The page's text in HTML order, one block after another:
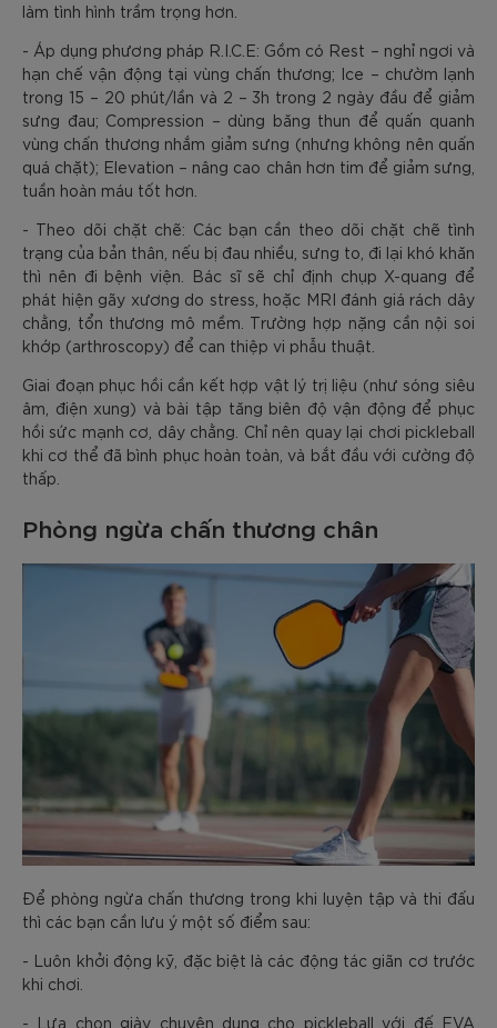
làm tình hình trầm trọng hơn.
- Áp dụng phương pháp R.I.C.E: Gồm có Rest – nghỉ ngơi và
hạn chế vận động tại vùng chấn thương; Ice – chườm lạnh
trong 15 – 20 phút/lần và 2 – 3h trong 2 ngày đầu để giảm
sưng đau; Compression – dùng băng thun để quấn quanh
vùng chấn thương nhắm giảm sưng (nhưng không nên quấn
quá chặt); Elevation – nâng cao chân hơn tim để giảm sưng,
tuần hoàn máu tốt hơn.
- Theo dõi chặt chẽ: Các bạn cần theo dõi chặt chẽ tình
trạng của bản thân, nếu bị đau nhiều, sưng to, đi lại khó khăn
thì nên đi bệnh viện. Bác sĩ sẽ chỉ định chụp X-quang để
phát hiện gãy xương do stress, hoặc MRI đánh giá rách dây
chằng, tổn thương mô mềm. Trường hợp nặng cần nội soi
khớp (arthroscopy) để can thiệp vi phẫu thuật.
Giai đoạn phục hồi cần kết hợp vật lý trị liệu (như sóng siêu
âm, điện xung) và bài tập tăng biên độ vận động để phục
hồi sức mạnh cơ, dây chằng. Chỉ nên quay lại chơi pickleball
khi cơ thể đã bình phục hoàn toàn, và bắt đầu với cường độ
thấp.
Phòng ngừa chấn thương chân
Để phòng ngừa chấn thương trong khi luyện tập và thi đấu
thì các bạn cần lưu ý một số điểm sau:
- Luôn khởi động kỹ, đặc biệt là các động tác giãn cơ trước
khi chơi.
- Lựa chọn giày chuyên dụng cho pickleball với đế EVA